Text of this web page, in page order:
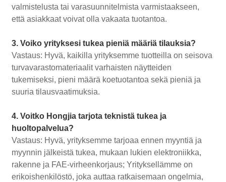
valmistelusta tai varasuunnitelmista varmistaakseen,
että asiakkaat voivat olla vakaata tuotantoa.
3. Voiko yrityksesi tukea pieniä määriä tilauksia?
Vastaus: Hyvä, kaikilla yrityksemme tuotteilla on seisova
turvavarastomateriaalit varhaisten näytteiden
tukemiseksi, pieni määrä koetuotantoa sekä pieniä ja
suuria tilausvaatimuksia.
4. Voitko Hongjia tarjota teknistä tukea ja
huoltopalvelua?
Vastaus: Hyvä, yrityksemme tarjoaa ennen myyntiä ja
myynnin jälkeistä tukea, mukaan lukien elektroniikka,
rakenne ja FAE-virheenkorjaus; Yrityksellämme on
erikoishenkilöstö, joka auttaa ratkaisemaan ongelmia,